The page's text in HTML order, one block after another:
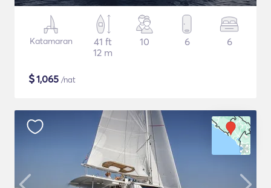
Katamaran
41 ft
12 m
10 6 6
$1,065 /nat